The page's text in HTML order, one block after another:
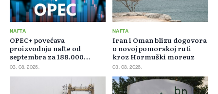
NAFTA
OPEC+ povećava
proizvodnju nafte od
septembra za 188.000
barela dnevno
03. 08. 2026.
NAFTA
Iran i Oman blizu dogovora
o novoj pomorskoj ruti
kroz Hormuški moreuz
03. 08. 2026.